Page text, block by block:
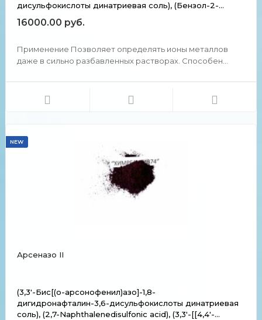
дисульфокислоты динатриевая соль), (Бензол-2-
арсоновая кислота-(1-азо-2')-1',8'-диоксинафталин-3',6'-
дисульфокислоты динатриевая соль)
16000.00 руб.
Применение Позволяет определять ионы металлов
даже в сильно разбавленных растворах. Способен
концентрирования, разделения (в частности,
NEW
Арсеназо II
(3,3'-Бис[(о-арсонофенил)азо]-1,8-
дигидронафталин-3,6-дисульфокислоты динатриевая
соль), (2,7-Naphthalenedisulfonic acid), (3,3'-[[4,4'-